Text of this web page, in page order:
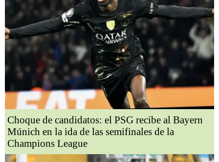
Choque de candidatos: el PSG recibe al Bayern
Múnich en la ida de las semifinales de la
Champions League